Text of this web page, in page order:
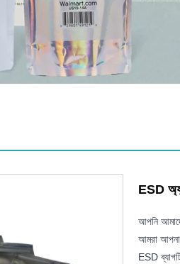
ESD
আপনি
আমরা
ESD